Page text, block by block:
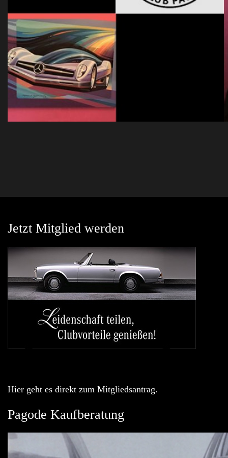
Jetzt Mitglied werden
Hier geht es direkt zum Mitgliedsantrag.
Pagode Kaufberatung